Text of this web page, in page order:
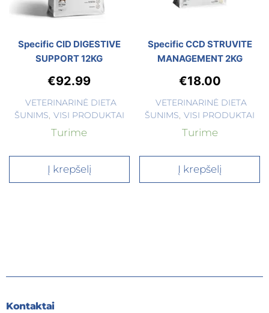
Specific CID DIGESTIVE
SUPPORT 12KG
€92.99
VETERINARINĖ DIETA
ŠUNIMS VISI PRODUKTAI
Turime
Į krepšelį
Specific CCD STRUVITE
MANAGEMENT 2KG
€18.00
VETERINARINĖ DIETA
ŠUNIMS VISI PRODUKTAI
Turime
Į krepšelį
Kontaktai